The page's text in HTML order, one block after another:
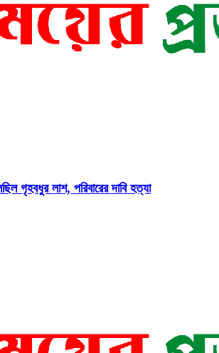
গৃহবধুর লাশ, পরিবারের দাবি হত্যা